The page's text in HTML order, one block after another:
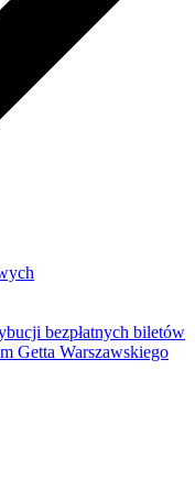
bezpłatnych biletów
Getta Warszawskiego